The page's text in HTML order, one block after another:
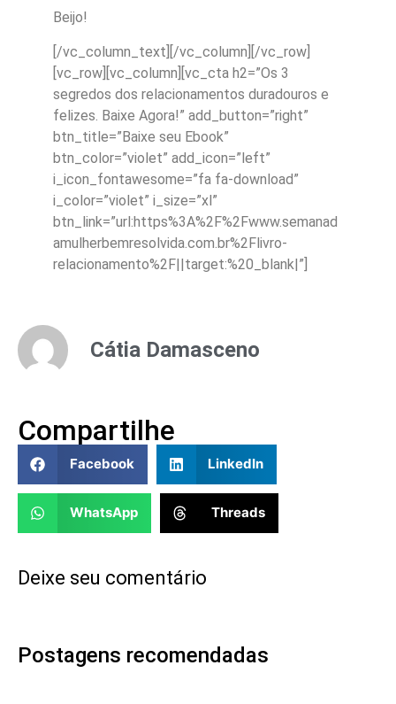
Beijo!
[/vc_column_text][/vc_column][/vc_row]
[vc_row][vc_column][vc_cta h2=”Os 3
segredos dos relacionamentos duradouros e
felizes. Baixe Agora!” add_button=”right”
btn_title=”Baixe seu Ebook”
btn_color=”violet” add_icon=”left”
i_icon_fontawesome=”fa fa-download”
i_color=”violet” i_size=”xl”
btn_link=”url:https%3A%2F%2Fwww.semanad
amulherbemresolvida.com.br%2Flivro-
relacionamento%2F||target:%20_blank|”]
Cátia Damasceno
Compartilhe
Facebook LinkedIn
WhatsApp Threads
Deixe seu comentário
Postagens recomendadas